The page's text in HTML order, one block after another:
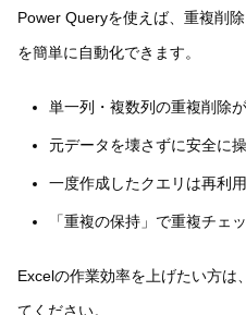
Power Queryを使えば、重複削
を簡単に自動化できます。
単一列・複数列の重複削除
元データを壊さずに安全に
一度作成したクエリは再利
「重複の保持」で重複チェ
Excelの作業効率を上げたい方
てください。